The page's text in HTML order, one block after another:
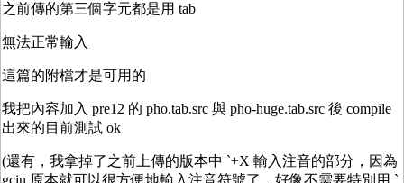
之前傳的第三個字元都是用 tab
無法正常輸入
這篇的附檔才是可用的
我把內容加入 pre12 的 pho.tab.src 與 pho-huge.tab.src 後 compile
出來的目前測試 ok
(還有，我拿掉了之前上傳的版本中 `+X 輸入注音的部分，因為